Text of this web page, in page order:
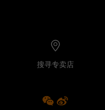
搜寻专卖店